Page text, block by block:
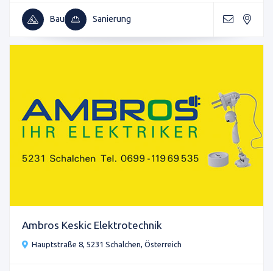
Bau Sanierung
Ambros Keskic Elektrotechnik
Hauptstraße 8, 5231 Schalchen, Österreich